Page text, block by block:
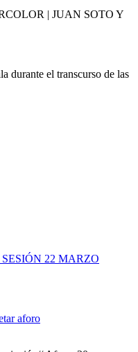
|
| JUAN SOTO Y
durante el transcurso de las
aforo